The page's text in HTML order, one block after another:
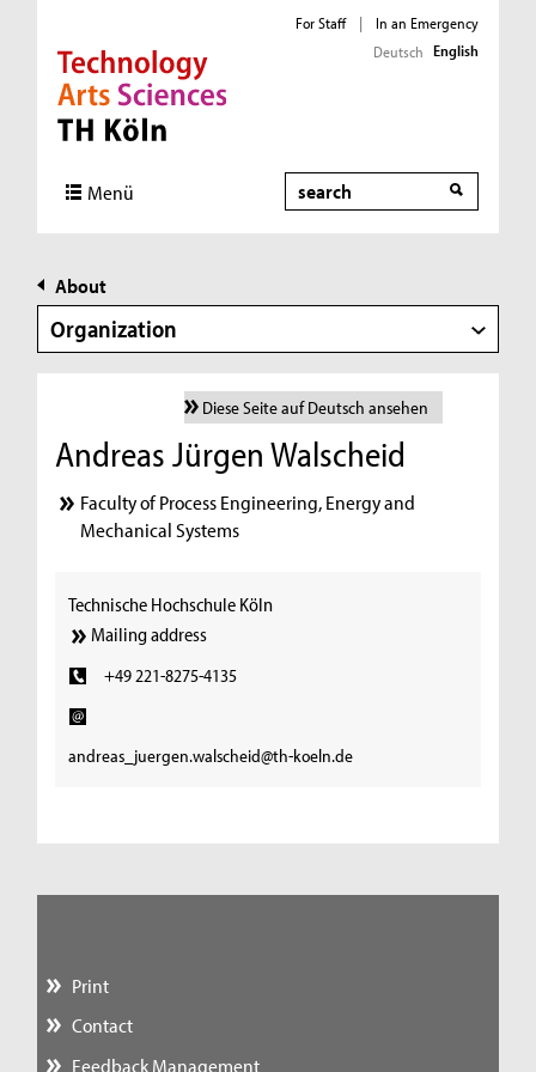
Direkt zur Hauptnavigation
Direkt zur Subnavigation
Direkt zum Inhalt
Direkt zum Fußbereich
For Staff |
In an Emergency
Deutsch English
Menü Search
About
Organization
Diese Seite auf Deutsch ansehen
Andreas Jürgen Walscheid
Faculty of Process Engineering, Energy and
Mechanical Systems
Technische Hochschule Köln
Mailing address
+49 221-8275-4135
andreas_juergen.walscheid@th-koeln.de
Print
Contact
Feedback Management